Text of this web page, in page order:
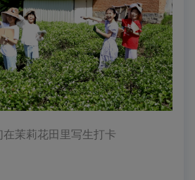
在茉莉花田里写生打卡